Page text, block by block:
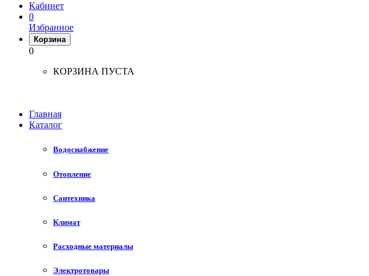
Кабинет
0
Избранное
Корзина
0
КОРЗИНА ПУСТА
Главная
Каталог
Водоснабжение
Отопление
Сантехника
Климат
Расходные материалы
Электротовары